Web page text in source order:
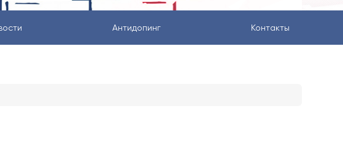
Антидопинг Контакты